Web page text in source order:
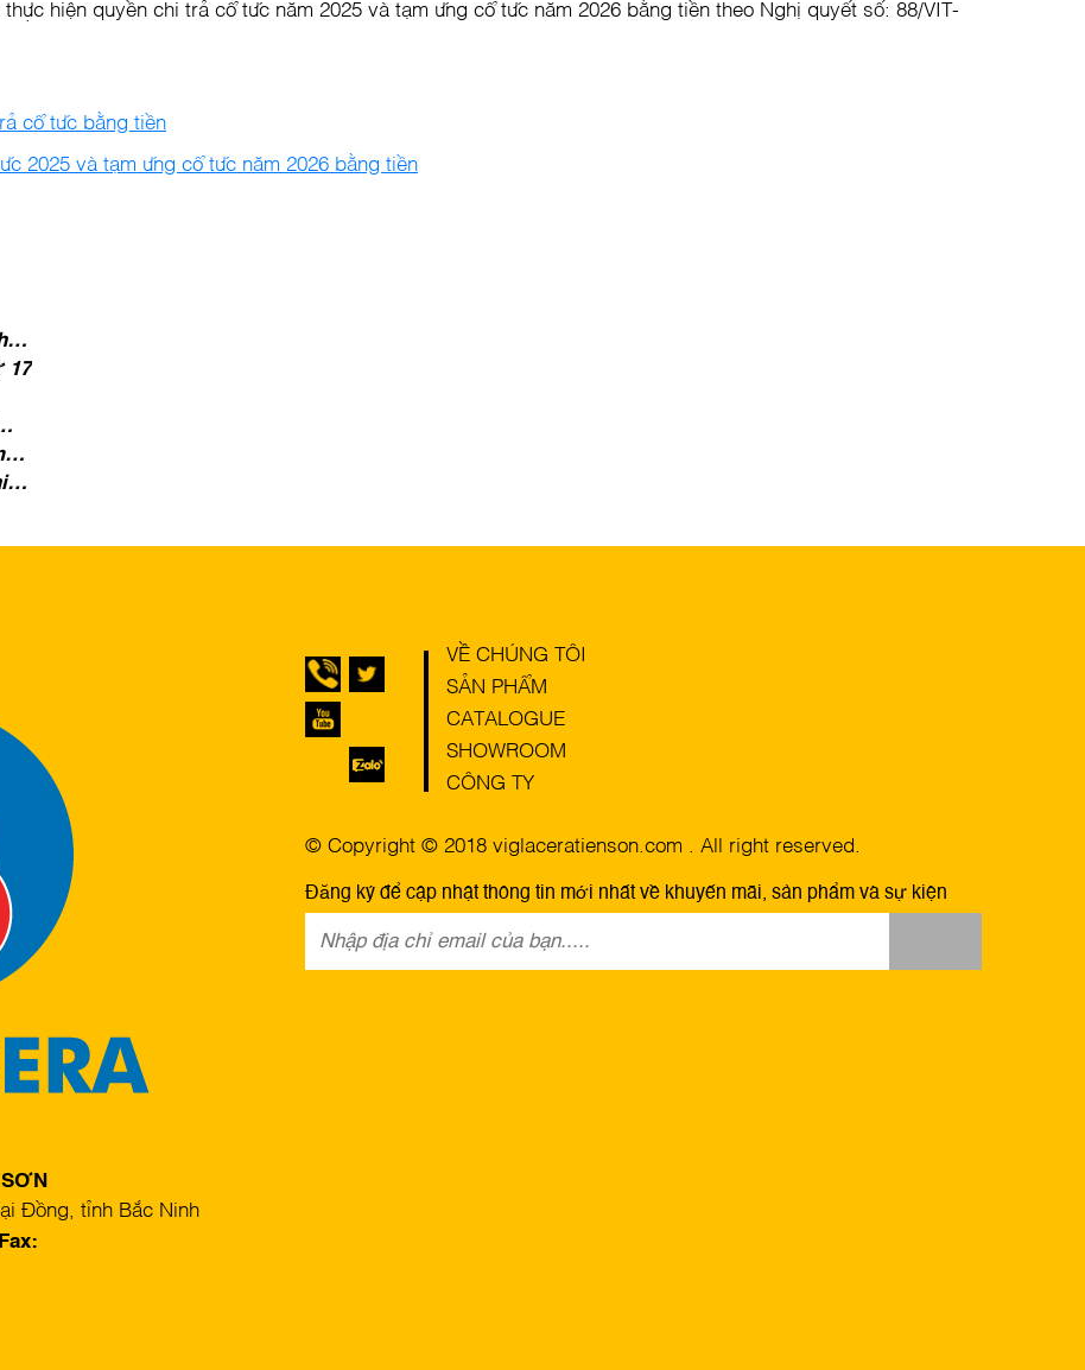
hiện quyền chi trả cổ tức năm 2025 và tạm ứng cổ tức năm 2026 bằng tiền theo Nghị quyết số: 88/VIT-
cổ tức bằng tiền
2025 và tạm ứng cổ tức năm 2026 bằng tiền
17
Đồng, tỉnh Bắc Ninh
Fax:
VỀ CHÚNG TÔI
SẢN PHẨM
CATALOGUE
SHOWROOM
CÔNG TY
© Copyright © 2018 viglaceratienson.com . All right reserved.
Đăng ký để cập nhật thông tin mới nhất về khuyến mãi, sản phẩm và sự kiện